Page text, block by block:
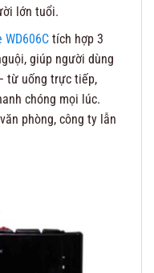
lớn tuổi.
WD606Ctích hợp 3
giúp người dùng
từ uống trực tiếp,
chóng mọi lúc.
phòng, công ty lẫn